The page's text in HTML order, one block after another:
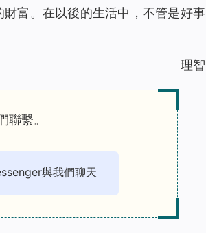
富。在以後的生活中，不管是好事
理智
繫。
與我們聊天